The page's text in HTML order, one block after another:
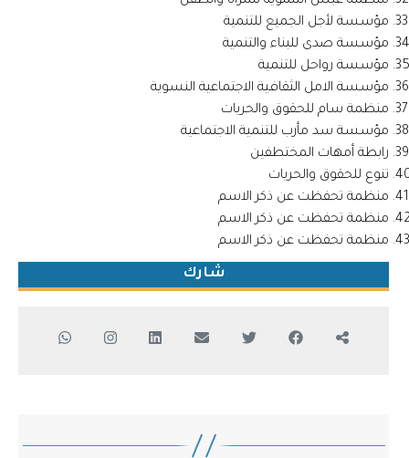
مؤسسة لأجل الجميع للتنمية
مؤسسة صدى للبناء والتنمية
مؤسسة رواحل للتنمية
مؤسسة الامل الثقافية الاجتماعية النسوية
منظمة سام للحقوق والحريات
مؤسسة سد مأرب للتنمية الاجتماعية
رابطة أمهات المختطفين
تنوع للحقوق والحريات
منظمة تحفظت عن ذكر الاسم
منظمة تحفظت عن ذكر الاسم
منظمة تحفظت عن ذكر الاسم
شارك